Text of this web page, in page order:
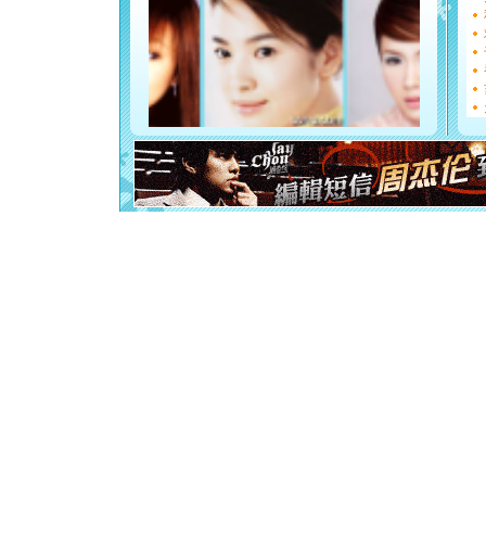
能正大
都要快乐
[圣诞节]
如意,快
[元旦]
看
断电。
你是我
[元旦]如
起；二是
离。水晶
[元旦]当
泣，这痛